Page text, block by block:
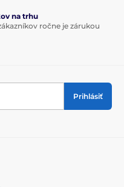
na trhu
ročne je zárukou
Prihlásiť